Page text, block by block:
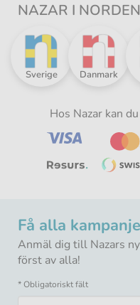
NAZAR I NORDEN
Nazar
Sverige
Nazar
-
Danmark
Hos Nazar kan
Få alla
Anmäl dig till Nazars
först av alla!
* Obligatoriskt fält